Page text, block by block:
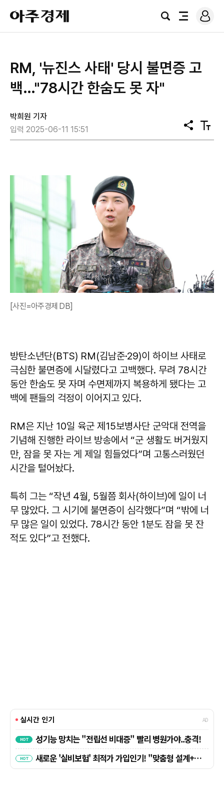
아
주
경
검
전
로
그
RM, '뉴진스 사태' 당시 불면증 고
백…"78시간 한숨도 못 자"
박희원 기자
입력 2025-06-11 15:51
공
유
텍
스
[사진=아주경제 DB]
방탄소년단(BTS) RM(김남준·29)이 하이브 사태로
극심한 불면증에 시달렸다고 고백했다. 무려 78시간
동안 한숨도 못 자며 수면제까지 복용하게 됐다는 고
백에 팬들의 걱정이 이어지고 있다.
RM은 지난 10일 육군 제15보병사단 군악대 전역을
기념해 진행한 라이브 방송에서 “군 생활도 버거웠지
만, 잠을 못 자는 게 제일 힘들었다”며 고통스러웠던
시간을 털어놨다.
특히 그는 “작년 4월, 5월쯤 회사(하이브)에 일이 너
무 많았다. 그 시기에 불면증이 심각했다”며 “밖에 너
무 많은 일이 있었다. 78시간 동안 1분도 잠을 못 잔
적도 있다”고 전했다.